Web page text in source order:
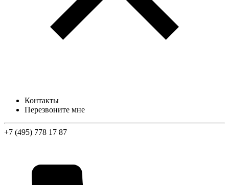
Контакты
Перезвоните мне
+7 (495) 778 17 87